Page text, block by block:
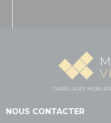
NOUS CONTACTER